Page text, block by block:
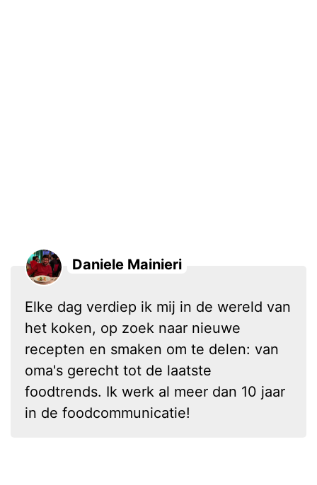
Daniele Mainieri
Elke dag verdiep ik mij in de wereld van
het koken, op zoek naar nieuwe
recepten en smaken om te delen: van
oma's gerecht tot de laatste
foodtrends. Ik werk al meer dan 10 jaar
in de foodcommunicatie!